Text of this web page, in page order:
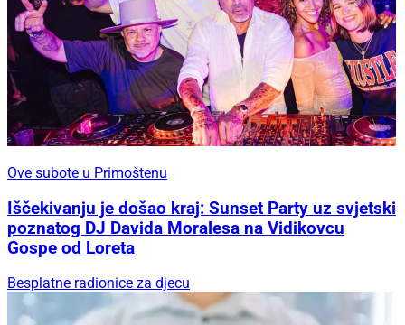
Ove subote u Primoštenu
Iščekivanju je došao kraj: Sunset Party uz svjetski
poznatog DJ Davida Moralesa na Vidikovcu
Gospe od Loreta
Besplatne radionice za djecu